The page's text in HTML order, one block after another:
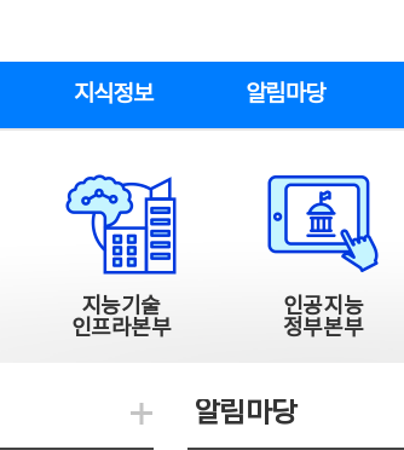
지식정보 알림마당
지능기술
인프라본부
인공지능
정부본부
지식관련 더보기
알림마당